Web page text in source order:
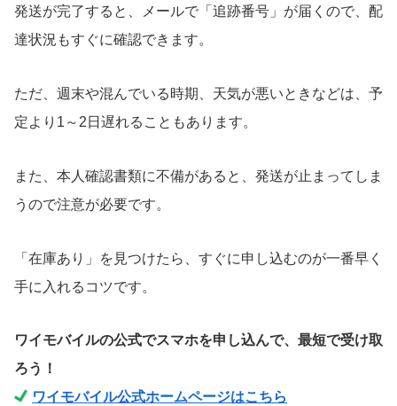
発送が完了すると、メールで「追跡番号」が届くので、配
達状況もすぐに確認できます。
ただ、週末や混んでいる時期、天気が悪いときなどは、予
定より1～2日遅れることもあります。
また、本人確認書類に不備があると、発送が止まってしま
うので注意が必要です。
「在庫あり」を見つけたら、すぐに申し込むのが一番早く
手に入れるコツです。
ワイモバイルの公式でスマホを申し込んで、最短で受け取
ろう！
ワイモバイル公式ホームページはこちら